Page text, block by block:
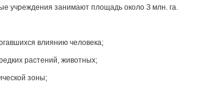
учреждения занимают площадь около З млн. га.
влиянию человека;
растений, животных;
зоны;